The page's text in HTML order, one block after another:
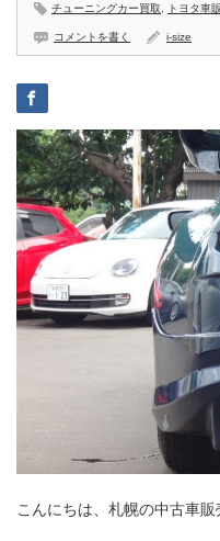
チューニングカー買取 トヨタ車
コメントを書く i-size
こんにちは、札幌の中古車販